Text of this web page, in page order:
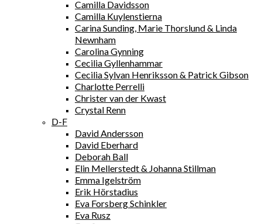
Camilla Davidsson
Camilla Kuylenstierna
Carina Sunding, Marie Thorslund & Linda
Newnham
Carolina Gynning
Cecilia Gyllenhammar
Cecilia Sylvan Henriksson & Patrick Gibson
Charlotte Perrelli
Christer van der Kwast
Crystal Renn
D-F
David Andersson
David Eberhard
Deborah Ball
Elin Mellerstedt & Johanna Stillman
Emma Igelström
Erik Hörstadius
Eva Forsberg Schinkler
Eva Rusz